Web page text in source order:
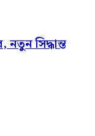
নতুন সিদ্ধান্ত